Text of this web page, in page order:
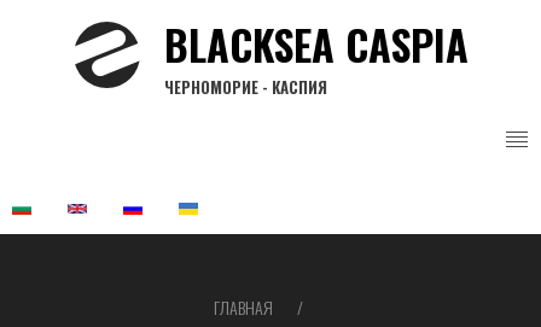
BLACKSEA CASPIA
ЧЕРНОМОРИЕ - КАСПИЯ
ГЛАВНАЯ